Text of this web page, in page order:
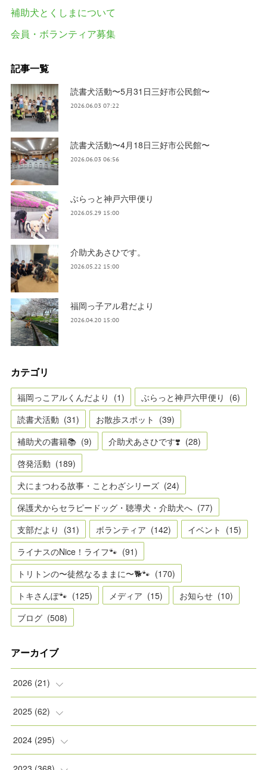
補助犬とくしまについて
会員・ボランティア募集
記事一覧
読書犬活動〜5月31日三好市公民館〜
2026.06.03 07:22
読書犬活動〜4月18日三好市公民館〜
2026.06.03 06:56
ぶらっと神戸六甲便り
2026.05.29 15:00
介助犬あさひです。
2026.05.22 15:00
福岡っ子アル君だより
2026.04.20 15:00
カテゴリ
福岡っこアルくんだより (1) ぶらっと神戸六甲便り (6)
読書犬活動 (31) お散歩スポット (39)
補助犬の書籍📚 (9) 介助犬あさひです❣️ (28)
啓発活動 (189)
犬にまつわる故事・ことわざシリーズ (24)
保護犬からセラピードッグ・聴導犬・介助犬へ (77)
支部だより (31) ボランティア (142) イベント (15)
ライナスのNice！ライフ🐾 (91)
トリトンの〜徒然なるままに〜🐕🐾 (170)
トキさんぽ🐾 (125) メディア (15) お知らせ (10)
ブログ (508)
アーカイブ
2026 (21)
(2)
(2)
(2)
2025 (62)
(8)
(5)
2024 (295)